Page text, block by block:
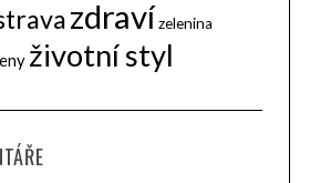
zdravízelenina
životní styl